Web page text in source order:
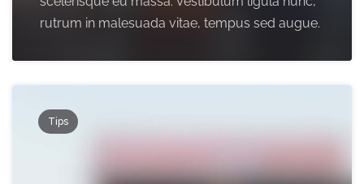
rutrum in malesuada vitae, tempus sed augue.
Tips